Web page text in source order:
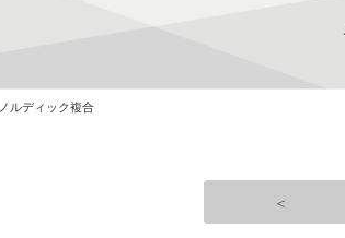
ノルディック複合
＜